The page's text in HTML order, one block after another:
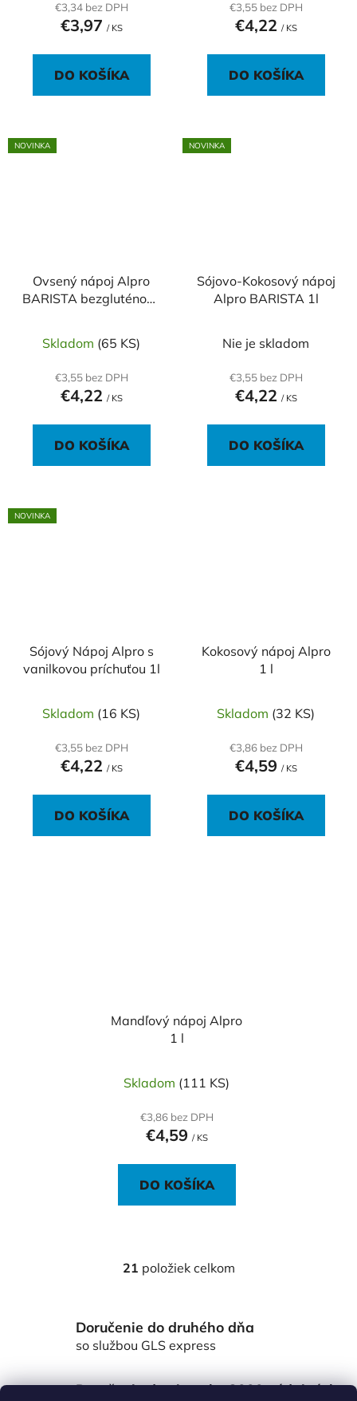
€3,34 bez DPH
€3,97 / KS
DO KOŠÍKA
€3,55 bez DPH
€4,22 / KS
DO KOŠÍKA
NOVINKA
Ovsený nápoj Alpro
BARISTA bezgluténový
Skladom (65 KS)
€3,55 bez DPH
€4,22 / KS
DO KOŠÍKA
NOVINKA
Sójovo-Kokosový nápoj
Alpro BARISTA 1l
Nie je skladom
€3,55 bez DPH
€4,22 / KS
DO KOŠÍKA
NOVINKA
Sójový Nápoj Alpro s
vanilkovou príchuťou 1l
Skladom (16 KS)
€3,55 bez DPH
€4,22 / KS
DO KOŠÍKA
Kokosový nápoj Alpro
1 l
Skladom (32 KS)
€3,86 bez DPH
€4,59 / KS
DO KOŠÍKA
Mandľový nápoj Alpro
1 l
Skladom (111 KS)
€3,86 bez DPH
€4,59 / KS
DO KOŠÍKA
O
á
d
c
21 položiek celkom
Doručenie do druhého dňa
so službou GLS express
Doručenie do viac ako 3000 výdajných